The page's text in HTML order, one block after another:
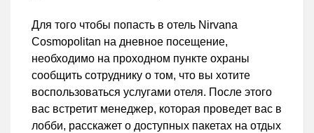
Для того чтобы попасть в отель Nirvana
Cosmopolitan на дневное посещение,
необходимо на проходном пункте охраны
сообщить сотруднику о том, что вы хотите
воспользоваться услугами отеля. После этого
вас встретит менеджер, которая проведет вас в
лобби, расскажет о доступных пакетах на отдых